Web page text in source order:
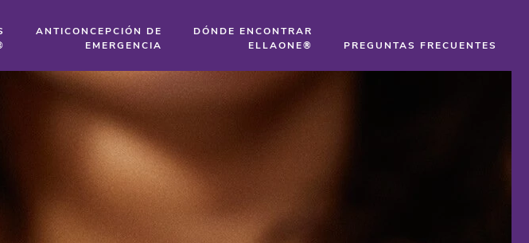
ANTICONCEPCIÓN DE
EMERGENCIA
DÓNDE ENCONTRAR
ELLAONE®
PREGUNTAS FRECUENTES